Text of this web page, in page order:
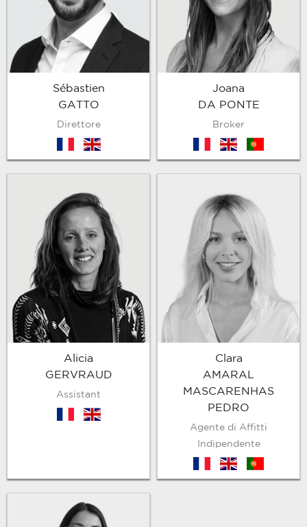
Sébastien
GATTO
Direttore
en
Joana
DA PONTE
Broker
en pt
Alicia
GERVRAUD
Assistant
en
Clara
AMARAL
MASCARENHAS
PEDRO
Agente di Affitti
Indipendente
en pt